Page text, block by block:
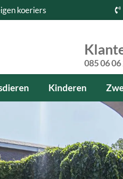
koeriers
085 06 06
Kinderen